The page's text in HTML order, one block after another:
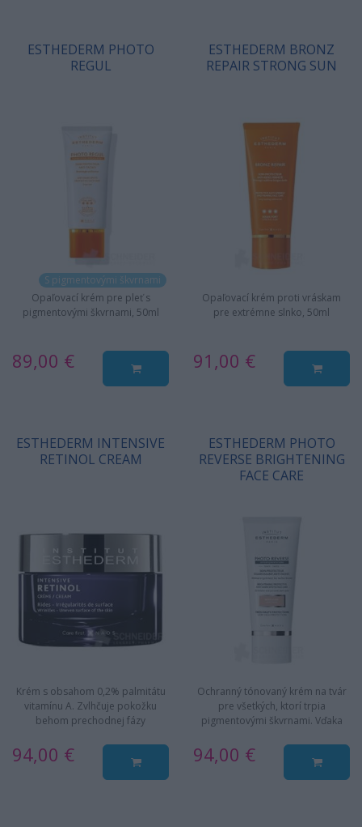
ESTHEDERM PHOTO
REGUL
S pigmentovými škvrnami
Opaľovací krém pre pleť s
pigmentovými škvrnami, 50ml
89,00 €
ESTHEDERM BRONZ
REPAIR STRONG SUN
Opaľovací krém proti vráskam
pre extrémne slnko, 50ml
91,00 €
ESTHEDERM INTENSIVE
RETINOL CREAM
Krém s obsahom 0,2% palmitátu
vitamínu A. Zvlhčuje pokožku
behom prechodnej fázy
pôsobením…
94,00 €
ESTHEDERM PHOTO
REVERSE BRIGHTENING
FACE CARE
Ochranný tónovaný krém na tvár
pre všetkých, ktorí trpia
pigmentovými škvrnami. Vďaka
94,00 €